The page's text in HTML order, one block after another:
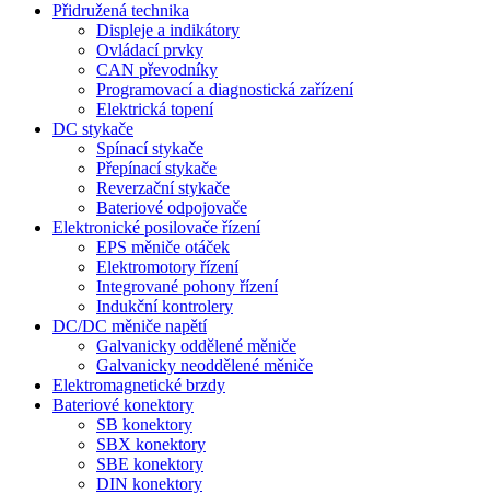
Přidružená technika
Displeje a indikátory
Ovládací prvky
CAN převodníky
Programovací a diagnostická zařízení
Elektrická topení
DC stykače
Spínací stykače
Přepínací stykače
Reverzační stykače
Bateriové odpojovače
Elektronické posilovače řízení
EPS měniče otáček
Elektromotory řízení
Integrované pohony řízení
Indukční kontrolery
DC/DC měniče napětí
Galvanicky oddělené měniče
Galvanicky neoddělené měniče
Elektromagnetické brzdy
Bateriové konektory
SB konektory
SBX konektory
SBE konektory
DIN konektory